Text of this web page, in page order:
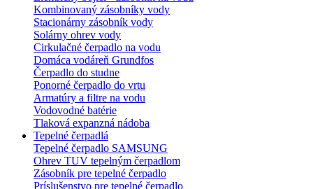
Kombinovaný zásobníky vody
Stacionárny zásobník vody
Solárny ohrev vody
Cirkulačné čerpadlo na vodu
Domáca vodáreň Grundfos
Čerpadlo do studne
Ponorné čerpadlo do vrtu
Armatúry a filtre na vodu
Vodovodné batérie
Tlaková expanzná nádoba
Tepelné čerpadlá
Tepelné čerpadlo SAMSUNG
Ohrev TUV tepelným čerpadlom
Zásobník pre tepelné čerpadlo
Príslušenstvo pre tepelné čerpadlo